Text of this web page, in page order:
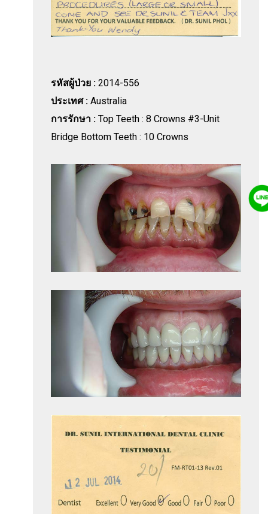
รหัสผู้ป่วย : 2014-556
ประเทศ : Australia
การรักษา : Top Teeth : 8 Crowns #3-Unit
Bridge Bottom Teeth : 10 Crowns